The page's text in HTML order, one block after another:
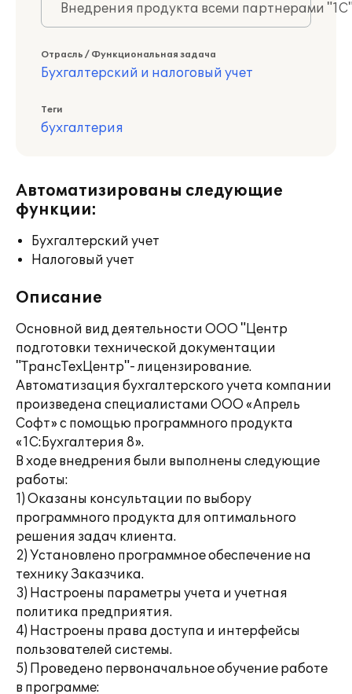
Внедрения продукта всеми партнерами
Отрасль / Функциональная задача
Бухгалтерский и налоговый учет
Теги
бухгалтерия
Автоматизированы следующие
функции:
Бухгалтерский учет
Налоговый учет
Описание
Основной вид деятельности ООО "Центр
подготовки технической документации
"ТрансТехЦентр"- лицензирование.
Автоматизация бухгалтерского учета компании
произведена специалистами ООО «Апрель
Софт» с помощью программного продукта
«1С:Бухгалтерия 8».
В ходе внедрения были выполнены следующие
работы:
1) Оказаны консультации по выбору
программного продукта для оптимального
решения задач клиента.
2) Установлено программное обеспечение на
технику Заказчика.
3) Настроены параметры учета и учетная
политика предприятия.
4) Настроены права доступа и интерфейсы
пользователей системы.
5) Проведено первоначальное обучение работе
в программе: